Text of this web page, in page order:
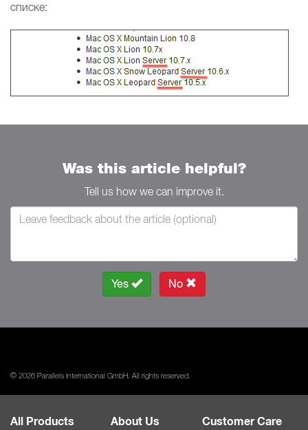
списке:
Was this article helpful?
Tell us how we can improve it.
Yes No
© 2026 Parallels International GmbH. All rights reserved.
All Products About Us Customer Care